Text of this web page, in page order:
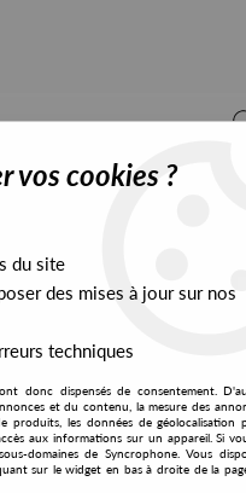
PRESALES EXCLUSIVES
vos cookies ?
du site
des mises à jour sur nos
techniques
donc dispensés de consentement.
et du contenu, la mesure des
produits, les données de géolocalisation
aux informations sur un appareil. Si
domaines de Syncrophone. Vous
sur le widget en bas à droite de la